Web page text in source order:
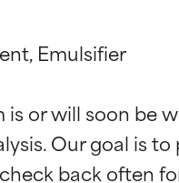
Emulsifier
or will soon be
Our goal is